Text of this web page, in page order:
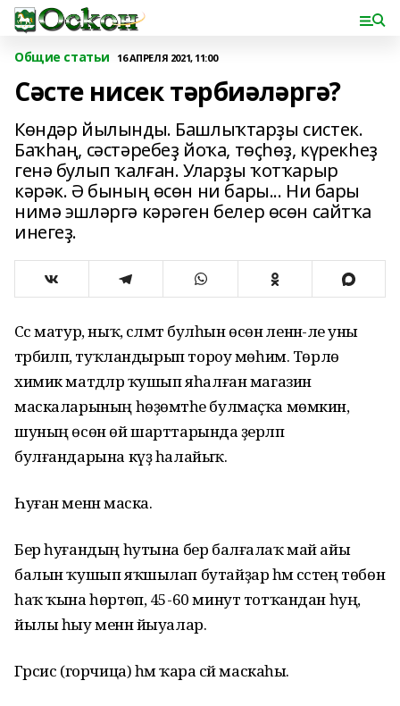
Общие статьи 16 АПРЕЛЯ 2021, 11:00
Сәсте нисек тәрбиәләргә?
Көндәр йылынды. Башлыҡтарҙы систек.
Баҡһаң, сәстәребеҙ йоҡа, төҫһөҙ, күрекһеҙ
генә булып ҡалған. Уларҙы ҡотҡарыр
кәрәк. Ә бының өсөн ни бары... Ни бары
нимә эшләргә кәрәген белер өсөн сайтҡа
инегеҙ.
Сәс матур, ныҡ, сәләмәт булһын өсөн әленән-әле уны
тәрбиәләп, туҡландырып тороу мөһим. Төрлө
химик матдәләр ҡушып яһалған магазин
маскаларының һөҙөмтәһе булмаҫҡа мөмкин,
шуның өсөн өй шарттарында әҙерләп
булғандарына күҙ һалайыҡ.
Һуған менән маска.
Бер һуғандың һутына бер балғалаҡ май айы
балын ҡушып яҡшылап бутайҙар һәм сәстең төбөнә
һаҡ ҡына һөртөп, 45-60 минут тотҡандан һуң,
йылы һыу менән йыуалар.
Гәрсис (горчица) һәм ҡара сәй маскаһы.